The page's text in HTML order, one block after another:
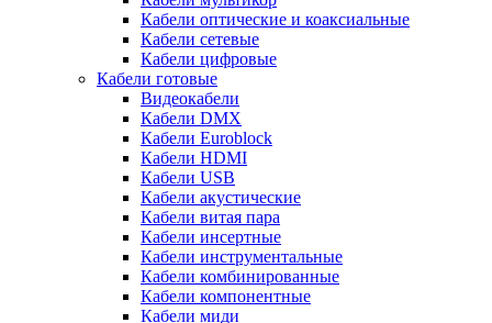
Кабели оптические и коаксиальные
Кабели сетевые
Кабели цифровые
Кабели готовые
Видеокабели
Кабели DMX
Кабели Euroblock
Кабели HDMI
Кабели USB
Кабели акустические
Кабели витая пара
Кабели инсертные
Кабели инструментальные
Кабели комбинированные
Кабели компонентные
Кабели миди